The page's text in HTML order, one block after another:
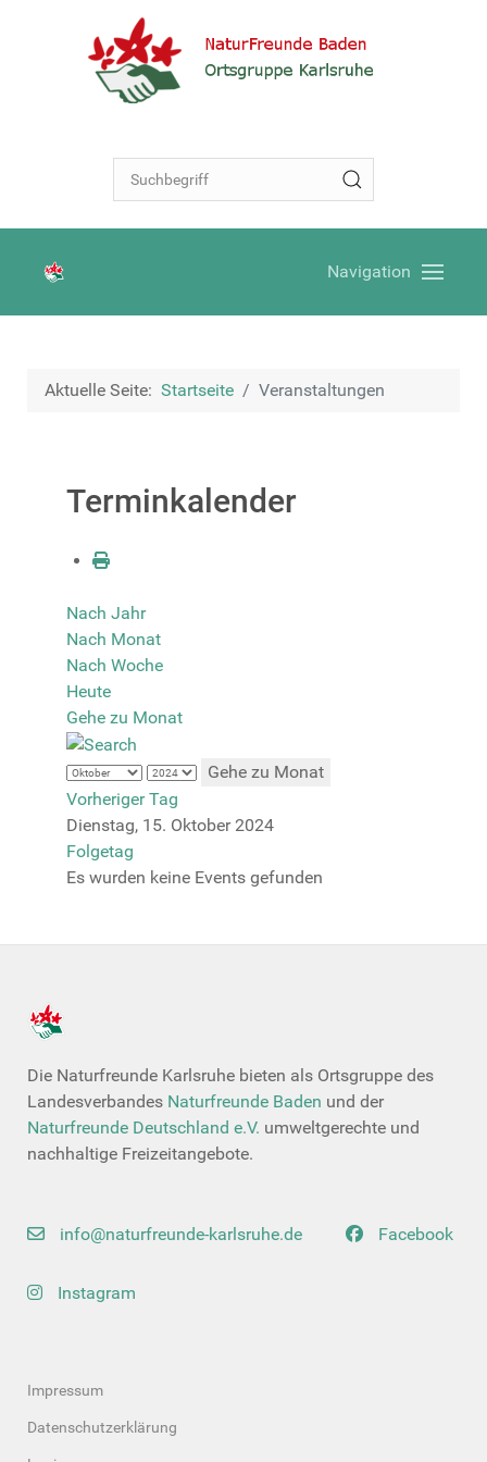
Navigation
Aktuelle Seite: Startseite Veranstaltungen
Terminkalender
Nach Jahr
Nach Monat
Nach Woche
Heute
Gehe zu Monat
Gehe zu Monat
Vorheriger Tag
Dienstag, 15. Oktober 2024
Folgetag
Es wurden keine Events gefunden
Die Naturfreunde Karlsruhe bieten als Ortsgruppe des
Landesverbandes Naturfreunde Baden und der
Naturfreunde Deutschland e.V. umweltgerechte und
nachhaltige Freizeitangebote.
info@naturfreunde-karlsruhe.de Facebook
Instagram
Impressum
Datenschutzerklärung